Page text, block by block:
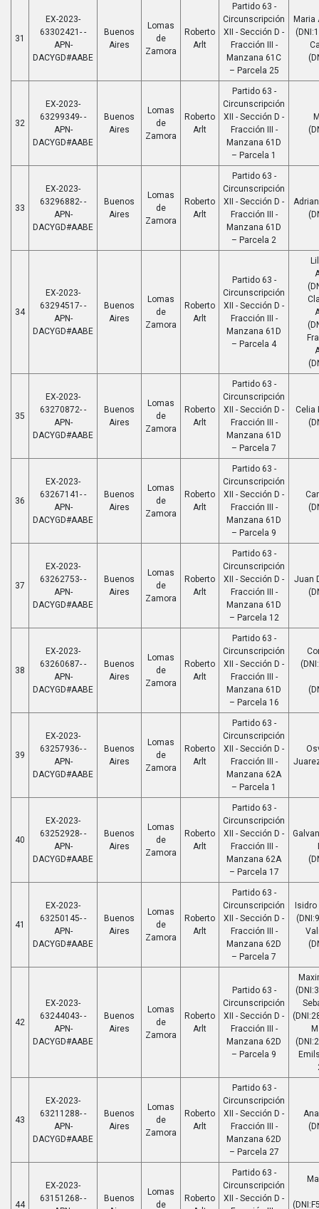
31
EX-2023-
63302421- -
APN-
DACYGD#AABE
Buenos
Aires
Lomas
de
Zamora
Roberto
Arlt
Partido 63 -
Circunscripción
XII - Sección D -
Fracción III -
Manzana 61C
– Parcela 25
Maria
32
EX-2023-
63299349- -
APN-
DACYGD#AABE
Buenos
Aires
Lomas
de
Zamora
Roberto
Arlt
Partido 63 -
Circunscripción
XII - Sección D -
Fracción III -
Manzana 61D
– Parcela 1
33
EX-2023-
63296882- -
APN-
DACYGD#AABE
Buenos
Aires
Lomas
de
Zamora
Roberto
Arlt
Partido 63 -
Circunscripción
XII - Sección D -
Fracción III -
Manzana 61D
– Parcela 2
34
EX-2023-
63294517- -
APN-
DACYGD#AABE
Buenos
Aires
Lomas
de
Zamora
Roberto
Arlt
Partido 63 -
Circunscripción
XII - Sección D -
Fracción III -
Manzana 61D
– Parcela 4
35
EX-2023-
63270872- -
APN-
DACYGD#AABE
Buenos
Aires
Lomas
de
Zamora
Roberto
Arlt
Partido 63 -
Circunscripción
XII - Sección D -
Fracción III -
Manzana 61D
– Parcela 7
Celia
36
EX-2023-
63267141- -
APN-
DACYGD#AABE
Buenos
Aires
Lomas
de
Zamora
Roberto
Arlt
Partido 63 -
Circunscripción
XII - Sección D -
Fracción III -
Manzana 61D
– Parcela 9
37
EX-2023-
63262753- -
APN-
DACYGD#AABE
Buenos
Aires
Lomas
de
Zamora
Roberto
Arlt
Partido 63 -
Circunscripción
XII - Sección D -
Fracción III -
Manzana 61D
– Parcela 12
Juan
38
EX-2023-
63260687- -
APN-
DACYGD#AABE
Buenos
Aires
Lomas
de
Zamora
Roberto
Arlt
Partido 63 -
Circunscripción
XII - Sección D -
Fracción III -
Manzana 61D
– Parcela 16
39
EX-2023-
63257936- -
APN-
DACYGD#AABE
Buenos
Aires
Lomas
de
Zamora
Roberto
Arlt
Partido 63 -
Circunscripción
XII - Sección D -
Fracción III -
Manzana 62A
– Parcela 1
40
EX-2023-
63252928- -
APN-
DACYGD#AABE
Buenos
Aires
Lomas
de
Zamora
Roberto
Arlt
Partido 63 -
Circunscripción
XII - Sección D -
Fracción III -
Manzana 62A
– Parcela 17
41
EX-2023-
63250145- -
APN-
DACYGD#AABE
Buenos
Aires
Lomas
de
Zamora
Roberto
Arlt
Partido 63 -
Circunscripción
XII - Sección D -
Fracción III -
Manzana 62D
– Parcela 7
Isidro
42
EX-2023-
63244043- -
APN-
DACYGD#AABE
Buenos
Aires
Lomas
de
Zamora
Roberto
Arlt
Partido 63 -
Circunscripción
XII - Sección D -
Fracción III -
Manzana 62D
– Parcela 9
43
EX-2023-
63211288- -
APN-
DACYGD#AABE
Buenos
Aires
Lomas
de
Zamora
Roberto
Arlt
Partido 63 -
Circunscripción
XII - Sección D -
Fracción III -
Manzana 62D
– Parcela 27
44
EX-2023-
63151268- -
Buenos
Lomas
de
Roberto
Partido 63 -
Circunscripción
XII - Sección D -